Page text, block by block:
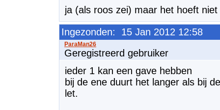
ja (als roos zei) maar het hoeft niet
Ingezonden: 15 Jan 2012 12:58
Geregistreerd gebruiker
ieder 1 kan een gave hebben
bij de ene duurt het langer als bij
let.